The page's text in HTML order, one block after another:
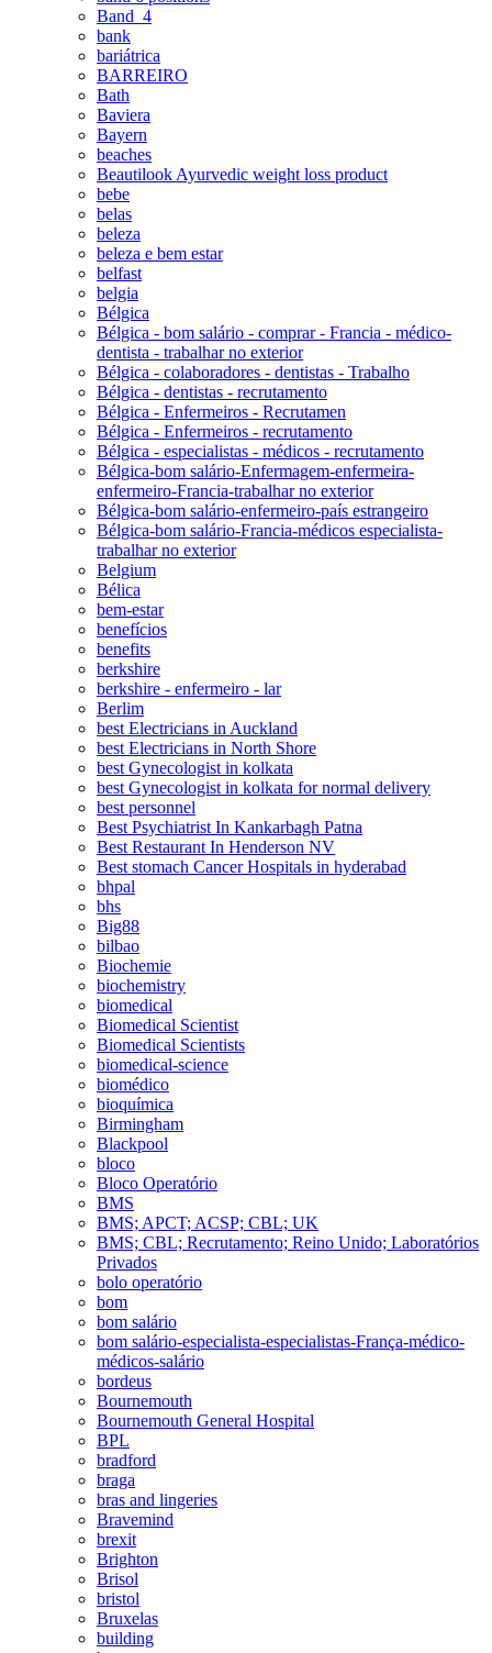
Band_4
bank
bariátrica
BARREIRO
Bath
Baviera
Bayern
beaches
Beautilook Ayurvedic weight loss product
bebe
belas
beleza
beleza e bem estar
belfast
belgia
Bélgica
Bélgica - bom salário - comprar - Francia - médico-
dentista - trabalhar no exterior
Bélgica - colaboradores - dentistas - Trabalho
Bélgica - dentistas - recrutamento
Bélgica - Enfermeiros - Recrutamen
Bélgica - Enfermeiros - recrutamento
Bélgica - especialistas - médicos - recrutamento
Bélgica-bom salário-Enfermagem-enfermeira-
enfermeiro-Francia-trabalhar no exterior
Bélgica-bom salário-enfermeiro-país estrangeiro
Bélgica-bom salário-Francia-médicos especialista-
trabalhar no exterior
Belgium
Bélica
bem-estar
benefícios
benefits
berkshire
berkshire - enfermeiro - lar
Berlim
best Electricians in Auckland
best Electricians in North Shore
best Gynecologist in kolkata
best Gynecologist in kolkata for normal delivery
best personnel
Best Psychiatrist In Kankarbagh Patna
Best Restaurant In Henderson NV
Best stomach Cancer Hospitals in hyderabad
bhpal
bhs
Big88
bilbao
Biochemie
biochemistry
biomedical
Biomedical Scientist
Biomedical Scientists
biomedical-science
biomédico
bioquímica
Birmingham
Blackpool
bloco
Bloco Operatório
BMS
BMS; APCT; ACSP; CBL; UK
BMS; CBL; Recrutamento; Reino Unido; Laboratórios
Privados
bolo operatório
bom
bom salário
bom salário-especialista-especialistas-França-médico-
médicos-salário
bordeus
Bournemouth
Bournemouth General Hospital
BPL
bradford
braga
bras and lingeries
Bravemind
brexit
Brighton
Brisol
bristol
Bruxelas
building